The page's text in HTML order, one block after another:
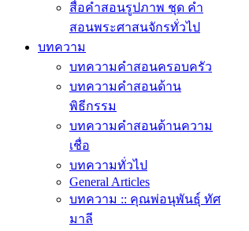
สื่อคำสอนรูปภาพ ชุด คำ
สอนพระศาสนจักรทั่วไป
บทความ
บทความคำสอนครอบครัว
บทความคำสอนด้าน
พิธีกรรม
บทความคำสอนด้านความ
เชื่อ
บทความทั่วไป
General Articles
บทความ :: คุณพ่อนุพันธุ์ ทัศ
มาลี